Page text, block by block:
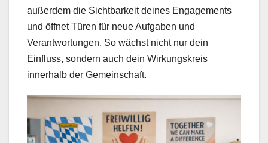
außerdem die Sichtbarkeit deines Engagements
und öffnet Türen für neue Aufgaben und
Verantwortungen. So wächst nicht nur dein
Einfluss, sondern auch dein Wirkungskreis
innerhalb der Gemeinschaft.